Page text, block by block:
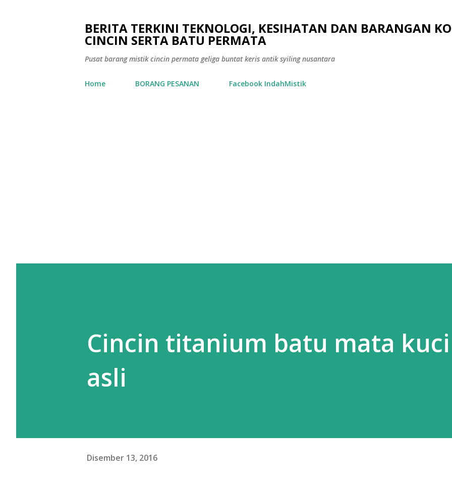
BERITA TERKINI TEKNOLOGI, KESIHATAN DAN BARANGAN
CINCIN SERTA BATU PERMATA
Pusat barang mistik cincin permata geliga buntat keris antik syiling nusantara
Home BORANG PESANAN Facebook IndahMistik
Cincin titanium batu mata
asli
Disember 13, 2016